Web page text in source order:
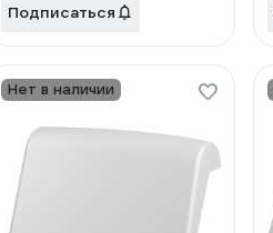
Подписаться
Нет в наличии